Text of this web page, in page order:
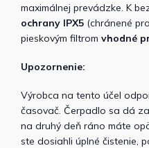
maximálnej prevádzke. K
ochrany IPX5 (chránené
pieskovým filtrom vhodné
Upozornenie:
Výrobca na tento účel
časovač. Čerpadlo sa dá
na druhý deň ráno máte
ste dosiahli úplné čistenie,